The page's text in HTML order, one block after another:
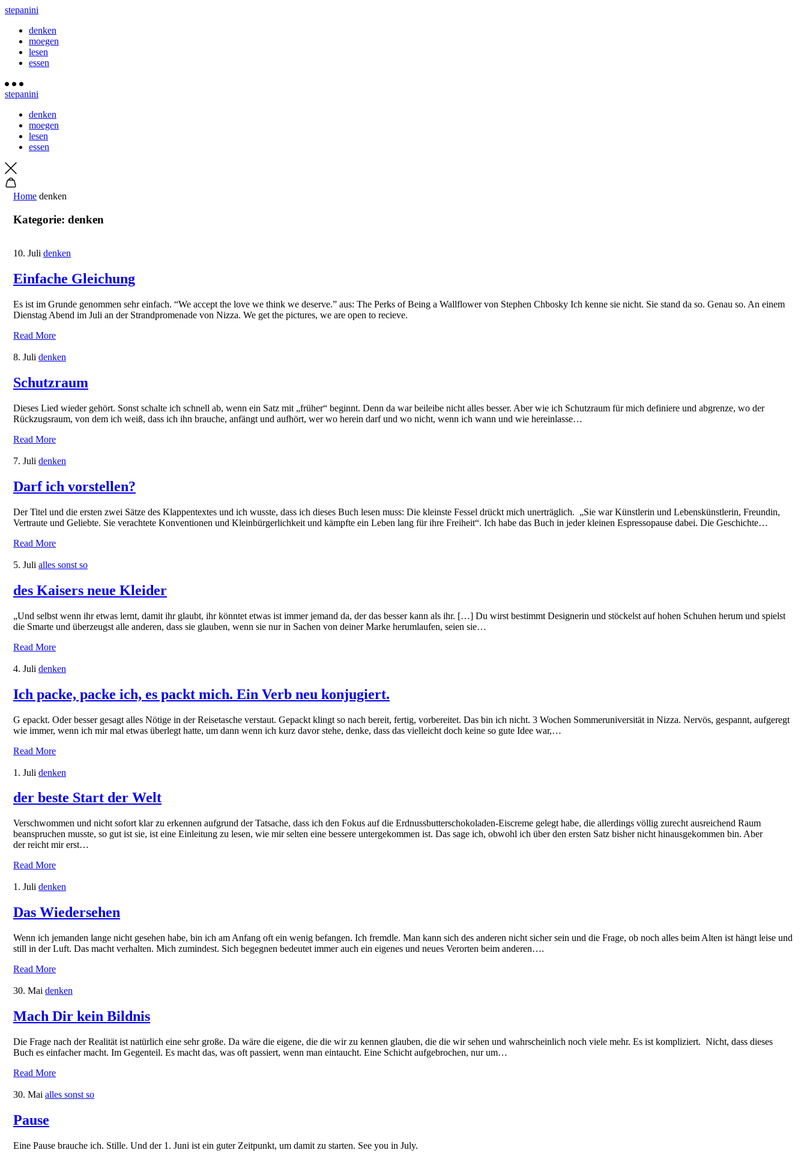
stepanini
denken
moegen
lesen
essen
stepanini
denken
moegen
lesen
essen
Home denken
Kategorie: denken
10. Juli denken
Einfache Gleichung
Es ist im Grunde genommen sehr einfach. “We accept the love we think we deserve.” aus: The Perks of Being a Wallflower von Stephen Chbosky Ich kenne sie nicht. Sie stand da so. Genau so. An einem
Dienstag Abend im Juli an der Strandpromenade von Nizza. We get the pictures, we are open to recieve.
Read More
8. Juli denken
Schutzraum
Dieses Lied wieder gehört. Sonst schalte ich schnell ab, wenn ein Satz mit „früher“ beginnt. Denn da war beileibe nicht alles besser. Aber wie ich Schutzraum für mich definiere und abgrenze, wo der
Rückzugsraum, von dem ich weiß, dass ich ihn brauche, anfängt und aufhört, wer wo herein darf und wo nicht, wenn ich wann und wie hereinlasse…
Read More
7. Juli denken
Darf ich vorstellen?
Der Titel und die ersten zwei Sätze des Klappentextes und ich wusste, dass ich dieses Buch lesen muss: Die kleinste Fessel drückt mich unerträglich. „Sie war Künstlerin und Lebenskünstlerin, Freundin,
Vertraute und Geliebte. Sie verachtete Konventionen und Kleinbürgerlichkeit und kämpfte ein Leben lang für ihre Freiheit“. Ich habe das Buch in jeder kleinen Espressopause dabei. Die Geschichte…
Read More
5. Juli alles sonst so
des Kaisers neue Kleider
„Und selbst wenn ihr etwas lernt, damit ihr glaubt, ihr könntet etwas ist immer jemand da, der das besser kann als ihr. […] Du wirst bestimmt Designerin und stöckelst auf hohen Schuhen herum und spielst
die Smarte und überzeugst alle anderen, dass sie glauben, wenn sie nur in Sachen von deiner Marke herumlaufen, seien sie…
Read More
4. Juli denken
Ich packe, packe ich, es packt mich. Ein Verb neu konjugiert.
G epackt. Oder besser gesagt alles Nötige in der Reisetasche verstaut. Gepackt klingt so nach bereit, fertig, vorbereitet. Das bin ich nicht. 3 Wochen Sommeruniversität in Nizza. Nervös, gespannt, aufgeregt
wie immer, wenn ich mir mal etwas überlegt hatte, um dann wenn ich kurz davor stehe, denke, dass das vielleicht doch keine so gute Idee war,…
Read More
1. Juli denken
der beste Start der Welt
Verschwommen und nicht sofort klar zu erkennen aufgrund der Tatsache, dass ich den Fokus auf die Erdnussbutterschokoladen-Eiscreme gelegt habe, die allerdings völlig zurecht ausreichend Raum
beanspruchen musste, so gut ist sie, ist eine Einleitung zu lesen, wie mir selten eine bessere untergekommen ist. Das sage ich, obwohl ich über den ersten Satz bisher nicht hinausgekommen bin. Aber
der reicht mir erst…
Read More
1. Juli denken
Das Wiedersehen
Wenn ich jemanden lange nicht gesehen habe, bin ich am Anfang oft ein wenig befangen. Ich fremdle. Man kann sich des anderen nicht sicher sein und die Frage, ob noch alles beim Alten ist hängt leise und
still in der Luft. Das macht verhalten. Mich zumindest. Sich begegnen bedeutet immer auch ein eigenes und neues Verorten beim anderen….
Read More
30. Mai denken
Mach Dir kein Bildnis
Die Frage nach der Realität ist natürlich eine sehr große. Da wäre die eigene, die die wir zu kennen glauben, die die wir sehen und wahrscheinlich noch viele mehr. Es ist kompliziert. Nicht, dass dieses
Buch es einfacher macht. Im Gegenteil. Es macht das, was oft passiert, wenn man eintaucht. Eine Schicht aufgebrochen, nur um…
Read More
30. Mai alles sonst so
Pause
Eine Pause brauche ich. Stille. Und der 1. Juni ist ein guter Zeitpunkt, um damit zu starten. See you in July.